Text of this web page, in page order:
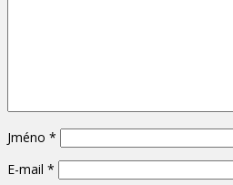
Jméno *
E-mail *